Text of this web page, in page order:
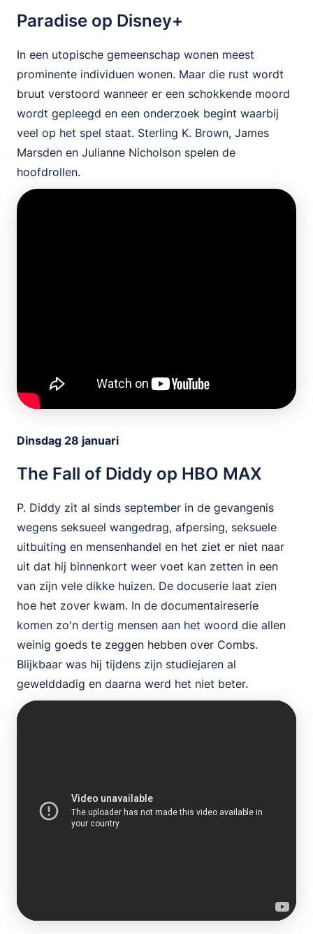
Paradise op Disney+
In een utopische gemeenschap wonen meest
prominente individuen wonen. Maar die rust wordt
bruut verstoord wanneer er een schokkende moord
wordt gepleegd en een onderzoek begint waarbij
veel op het spel staat. Sterling K. Brown, James
Marsden en Julianne Nicholson spelen de
hoofdrollen.
Dinsdag 28 januari
The Fall of Diddy op HBO MAX
P. Diddy zit al sinds september in de gevangenis
wegens seksueel wangedrag, afpersing, seksuele
uitbuiting en mensenhandel en het ziet er niet naar
uit dat hij binnenkort weer voet kan zetten in een
van zijn vele dikke huizen. De docuserie laat zien
hoe het zover kwam. In de documentaireserie
komen zo'n dertig mensen aan het woord die allen
weinig goeds te zeggen hebben over Combs.
Blijkbaar was hij tijdens zijn studiejaren al
gewelddadig en daarna werd het niet beter.